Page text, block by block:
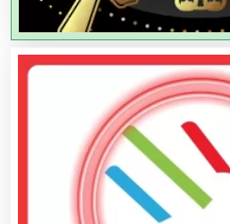
Aire Acondicionado
Alarmas
Albercas
Alimentos